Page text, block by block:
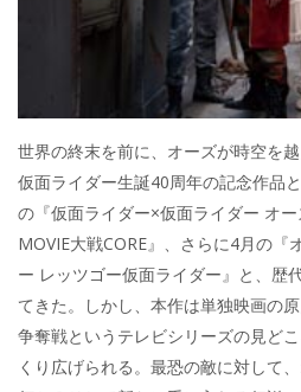
世界の終末を前に、オーズが時空を越
仮面ライダー生誕40周年の記念作品
の『仮面ライダー×仮面ライダー オ
MOVIE大戦CORE』、さらに4月の『
ー レッツゴー仮面ライダー』と、歴
てきた。しかし、本作は単独映画の
争奪戦というテレビシリーズの見ど
くり広げられる。最恐の敵に対して